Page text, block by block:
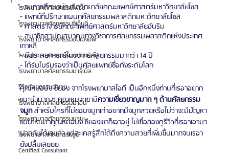
โรงพยาบาลศัลยกรรมเฟรช
โรงพยาบาลศัลยกรรมจีเอ็นจี
โรงพยาบาลศัลยกรรมอิมเมจอัพ
โรงพยาบาลศัลยกรรมเจดับเบิลยู
โรงพยาบาลศัลยกรรมมาร์เบิ้ล
รีวิวศัลยกรรมผู้ชาย
โรงพยาบาลศัลยกรรมมาอิน
โรงพยาบาลศัลยกรรมนานะ
โรงพยาบาลศัลยกรรมรูบี
Certified Consultant
- จบการศึกษาบัณฑิตวิทยาลัยคณะแพทย์ศาสตร์มหาวิทยาลัยโซล
- แพทย์ที่ปรึกษาแผนกศัลยกรรมพลาสติกมหาวิทยาลัยโซล
- ศาสตราจารย์คณะแพทย์ศาสตร์มหาวิทยาลัยฮันริม
- สมาชิกสามัญสมาคมทางวิชาการศัลยกรรมพลาสติกแห่งประเทศ
เกาหลี
- มีประสบการณ์ในวงการศัลยกรรมมากว่า 14 ปี
- ได้รับใบรับรองว่าเป็นศัลยแพทย์ชื่อดังระดับโลก
คุณหมอบัง ชียอง จากโรงพยาบาลไอดี เป็นอีกหนึ่งท่านที่เรอาอยาก
แนะนำมาก ๆ คุณเหมาะเขามีความเชี่ยวชาญมาก ๆ ด้านศัลยกรรม
จมูก สำหรับใครที่ไม่ชอบจมูกเก่าอยากมีจมูกสวยหรือไม่ว่าจะมีปัญหา
แบบไหนมาคุณหมอบัง ชียองเขาก็เอาอยู่ ไม่เชื่อลองดูรีวิวที่เรอาเอามา
ฝากกันได้เลยค่า แต่ละเคสรู้สึกได้ถึงความสวยที่เพิ่มขึ้นมากจนเรอา
ยังปลื้มเลยยย